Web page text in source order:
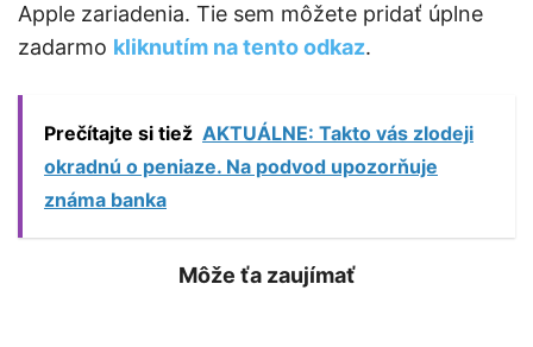
Apple zariadenia. Tie sem môžete pridať úplne
zadarmo kliknutím na tento odkaz.
Prečítajte si tiež AKTUÁLNE: Takto vás zlodeji
okradnú o peniaze. Na podvod upozorňuje
známa banka
Môže ťa zaujímať